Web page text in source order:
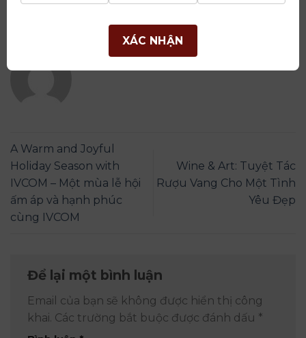
A Warm and Joyful
Holiday Season with
IVCOM – Một mùa lễ hội
ấm áp và hạnh phúc
cùng IVCOM
Wine & Art: Tuyệt Tác
Rượu Vang Cho Một Tình
Yêu Đẹp
Để lại một bình luận
Email của bạn sẽ không được hiển thị công
khai. Các trường bắt buộc được đánh dấu *
XÁC NHẬN